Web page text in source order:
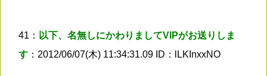
41： 以下、名無しにかわりましてVIPがお送りしま
す ：2012/06/07(木) 11:34:31.09 ID：lLKInxxNO